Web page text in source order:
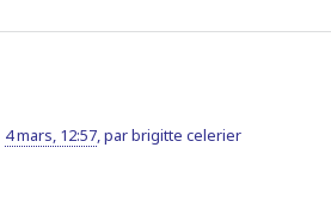
4 mars, 12:57,parbrigitte celerier